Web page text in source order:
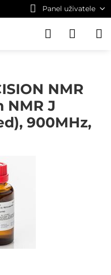
Panel uživatele
NMR
J
900MHz,